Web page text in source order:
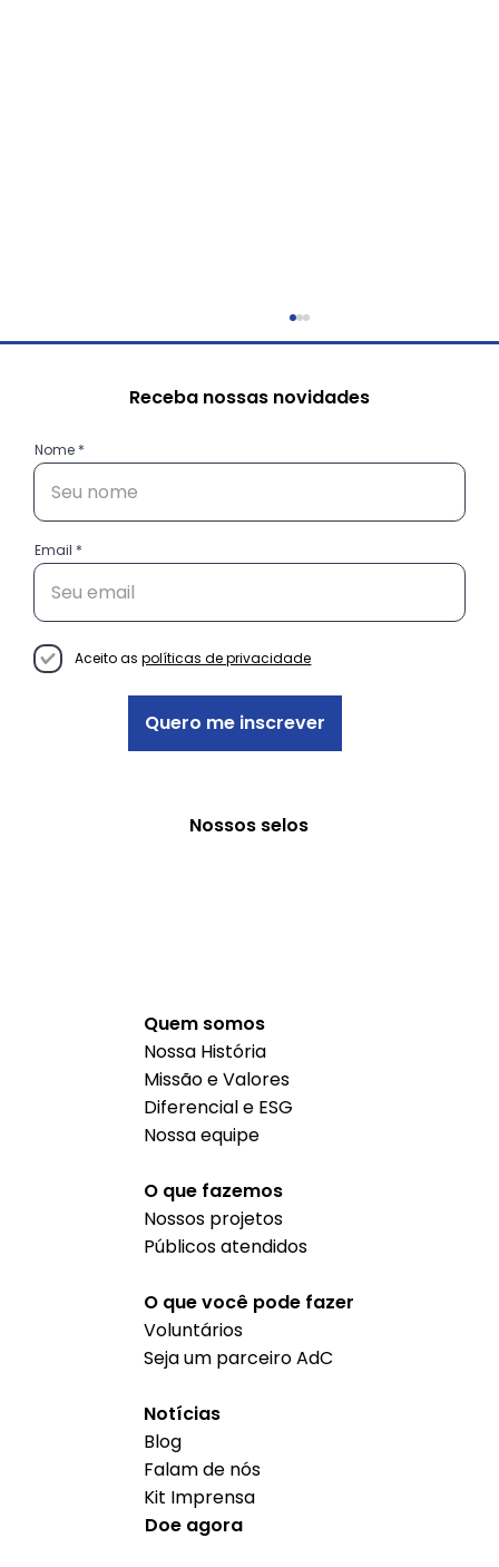
Conheça as histórias das
Quem somos
Nossa História
Missão e Valores
Diferencial e ESG
Nossa equipe
O que fazemos
Nossos projetos
Públicos atendidos
O que você pode fazer
Voluntários
Seja um parceiro AdC
Notícias
Blog
Falam de nós
Kit Imprensa
Doe agora
Receba nossas novidades
Nome
Email
Aceito as políticas de privacidade
Quero me inscrever
Nossos selos